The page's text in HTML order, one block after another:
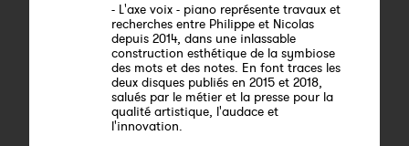
- L'axe voix - piano représente travaux et
recherches entre Philippe et Nicolas
depuis 2014, dans une inlassable
construction esthétique de la symbiose
des mots et des notes. En font traces les
deux disques publiés en 2015 et 2018,
salués par le métier et la presse pour la
qualité artistique, l'audace et
l'innovation.